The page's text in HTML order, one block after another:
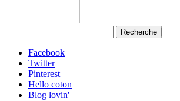
Facebook
Twitter
Pinterest
Hello coton
Blog lovin'